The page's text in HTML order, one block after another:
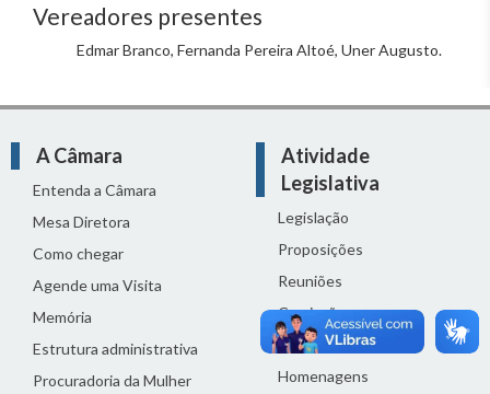
Vereadores presentes
Edmar Branco, Fernanda Pereira Altoé, Uner Augusto.
A Câmara
Entenda a Câmara
Mesa Diretora
Como chegar
Agende uma Visita
Memória
Estrutura administrativa
Procuradoria da Mulher
Atividade
Legislativa
Legislação
Proposições
Reuniões
Comissões
Ciclo Orçamentário
Homenagens